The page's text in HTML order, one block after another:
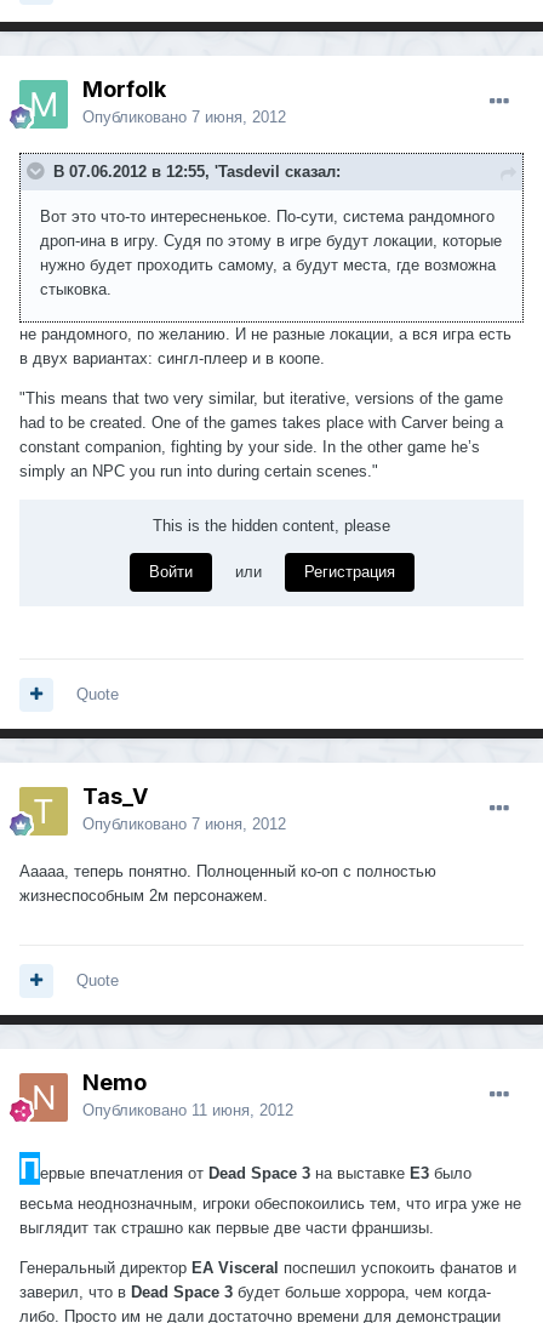
Morfolk
Опубликовано 7 июня, 2012
В 07.06.2012 в 12:55, 'Tasdevil сказал:
Вот это что-то интересненькое. По-сути, система рандомного
дроп-ина в игру. Судя по этому в игре будут локации, которые
нужно будет проходить самому, а будут места, где возможна
стыковка.
не рандомного, по желанию. И не разные локации, а вся игра есть
в двух вариантах: сингл-плеер и в коопе.
"This means that two very similar, but iterative, versions of the game
had to be created. One of the games takes place with Carver being a
constant companion, fighting by your side. In the other game he’s
simply an NPC you run into during certain scenes."
This is the hidden content, please
Войти или Регистрация
Quote
Tas_V
Опубликовано 7 июня, 2012
Ааааа, теперь понятно. Полноценный ко-оп с полностью
жизнеспособным 2м персонажем.
Quote
Nemo
Опубликовано 11 июня, 2012
Первые впечатления от Dead Space 3 на выставке E3 было
весьма неоднозначным, игроки обеспокоились тем, что игра уже не
выглядит так страшно как первые две части франшизы.
Генеральный директор EA Visceral поспешил успокоить фанатов и
заверил, что в Dead Space 3 будет больше хоррора, чем когда-
либо. Просто им не дали достаточно времени для демонстрации